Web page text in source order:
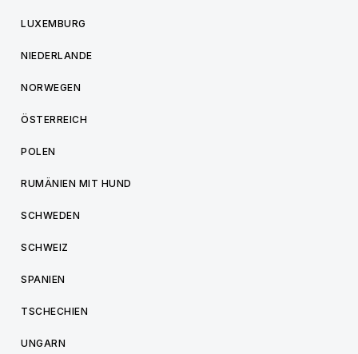
LUXEMBURG
NIEDERLANDE
NORWEGEN
ÖSTERREICH
POLEN
RUMÄNIEN MIT HUND
SCHWEDEN
SCHWEIZ
SPANIEN
TSCHECHIEN
UNGARN